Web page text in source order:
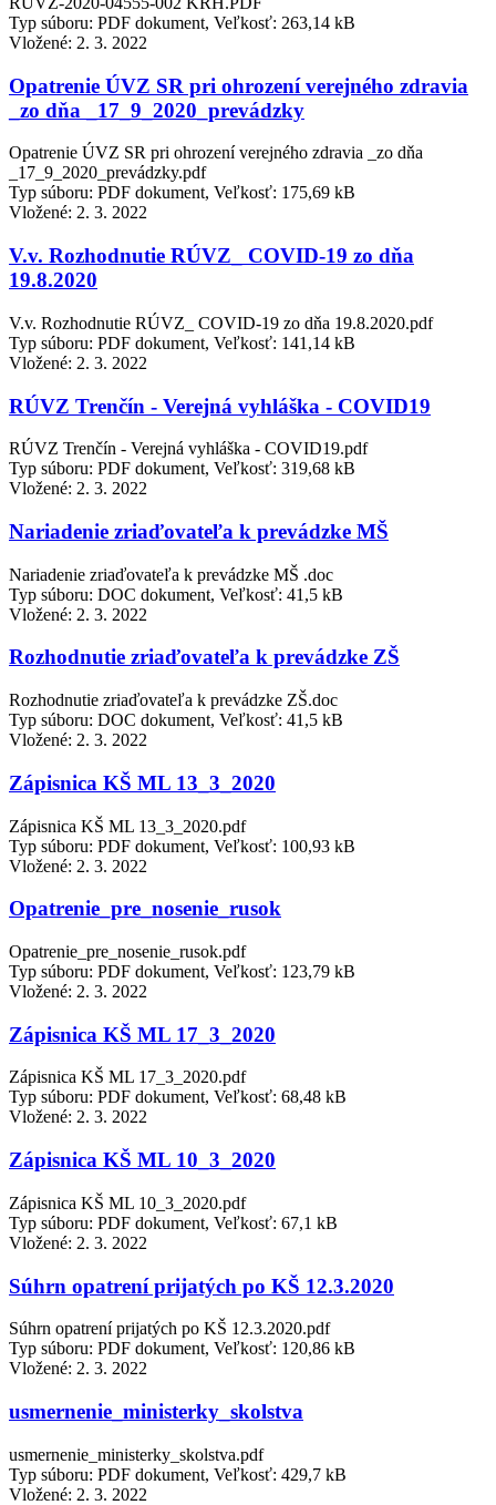
Typ súboru: PDF dokument, Veľkosť: 263,14 kB
Vložené: 2. 3. 2022
Opatrenie ÚVZ SR pri ohrození verejného zdravia
_zo dňa _17_9_2020_prevádzky
Opatrenie ÚVZ SR pri ohrození verejného zdravia _zo dňa
_17_9_2020_prevádzky.pdf
Typ súboru: PDF dokument, Veľkosť: 175,69 kB
Vložené: 2. 3. 2022
V.v. Rozhodnutie RÚVZ_ COVID-19 zo dňa
19.8.2020
V.v. Rozhodnutie RÚVZ_ COVID-19 zo dňa 19.8.2020.pdf
Typ súboru: PDF dokument, Veľkosť: 141,14 kB
Vložené: 2. 3. 2022
RÚVZ Trenčín - Verejná vyhláška - COVID19
RÚVZ Trenčín - Verejná vyhláška - COVID19.pdf
Typ súboru: PDF dokument, Veľkosť: 319,68 kB
Vložené: 2. 3. 2022
Nariadenie zriaďovateľa k prevádzke MŠ
Nariadenie zriaďovateľa k prevádzke MŠ .doc
Typ súboru: DOC dokument, Veľkosť: 41,5 kB
Vložené: 2. 3. 2022
Rozhodnutie zriaďovateľa k prevádzke ZŠ
Rozhodnutie zriaďovateľa k prevádzke ZŠ.doc
Typ súboru: DOC dokument, Veľkosť: 41,5 kB
Vložené: 2. 3. 2022
Zápisnica KŠ ML 13_3_2020
Zápisnica KŠ ML 13_3_2020.pdf
Typ súboru: PDF dokument, Veľkosť: 100,93 kB
Vložené: 2. 3. 2022
Opatrenie_pre_nosenie_rusok
Opatrenie_pre_nosenie_rusok.pdf
Typ súboru: PDF dokument, Veľkosť: 123,79 kB
Vložené: 2. 3. 2022
Zápisnica KŠ ML 17_3_2020
Zápisnica KŠ ML 17_3_2020.pdf
Typ súboru: PDF dokument, Veľkosť: 68,48 kB
Vložené: 2. 3. 2022
Zápisnica KŠ ML 10_3_2020
Zápisnica KŠ ML 10_3_2020.pdf
Typ súboru: PDF dokument, Veľkosť: 67,1 kB
Vložené: 2. 3. 2022
Súhrn opatrení prijatých po KŠ 12.3.2020
Súhrn opatrení prijatých po KŠ 12.3.2020.pdf
Typ súboru: PDF dokument, Veľkosť: 120,86 kB
Vložené: 2. 3. 2022
usmernenie_ministerky_skolstva
usmernenie_ministerky_skolstva.pdf
Typ súboru: PDF dokument, Veľkosť: 429,7 kB
Vložené: 2. 3. 2022